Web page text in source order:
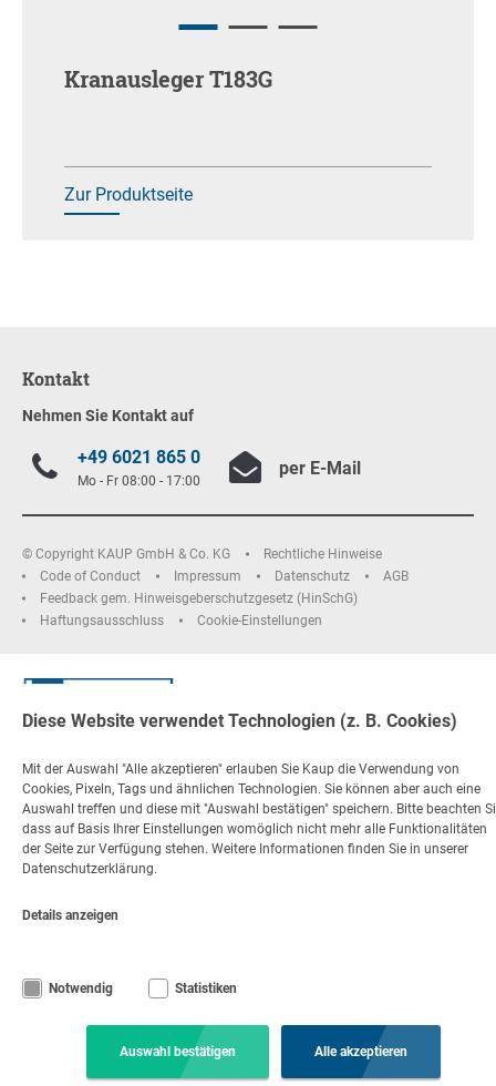
Kranausleger T183G
Zur Produktseite
Kontakt
Nehmen Sie Kontakt auf
+49 6021 865 0
Mo - Fr 08:00 - 17:00
per E-Mail
© Copyright KAUP GmbH & Co. KG
Rechtliche Hinweise
Code of Conduct
Impressum Datenschutz
AGB
Feedback gem. Hinweisgeberschutzgesetz (HinSchG)
Haftungsausschluss
Cookie-Einstellungen
Diese Website verwendet Technologien (z. B. Cookies)
Mit der Auswahl "Alle akzeptieren" erlauben Sie Kaup die Verwendung von
Cookies, Pixeln, Tags und ähnlichen Technologien. Sie können aber auch eine
Auswahl treffen und diese mit "Auswahl bestätigen" speichern. Bitte beachten
dass auf Basis Ihrer Einstellungen womöglich nicht mehr alle Funktionalitäten
der Seite zur Verfügung stehen. Weitere Informationen finden Sie in unserer
Datenschutzerklärung.
Details anzeigen
Notwendig Statistiken
Auswahl bestätigen Alle akzeptieren